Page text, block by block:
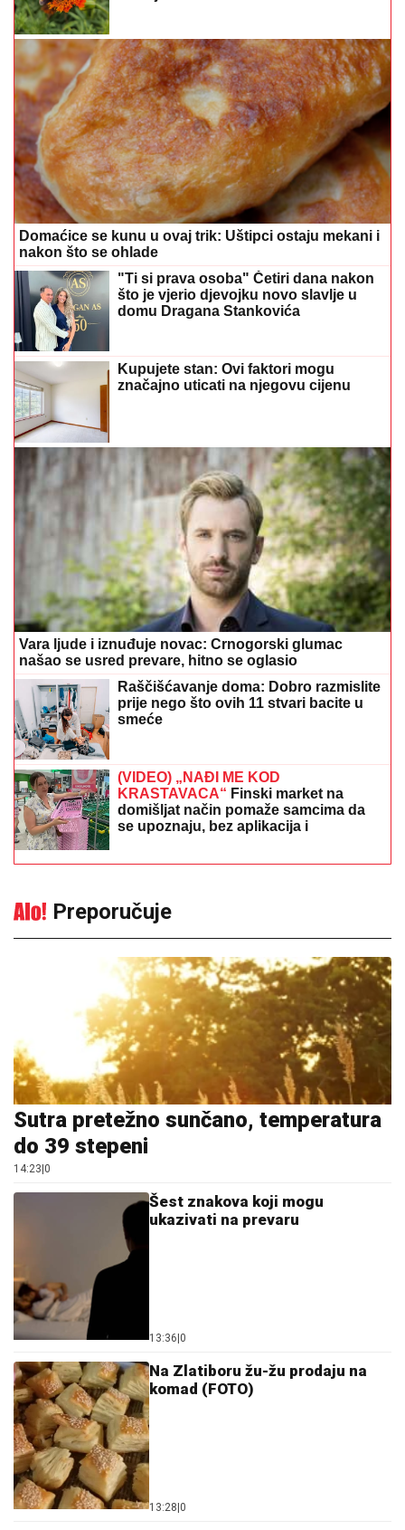
Domaćice se kunu u ovaj trik: Uštipci ostaju mekani i
nakon što se ohlade
"Ti si prava osoba" Četiri dana nakon
što je vjerio djevojku novo slavlje u
domu Dragana Stankovića
Kupujete stan: Ovi faktori mogu
značajno uticati na njegovu cijenu
Vara ljude i iznuđuje novac: Crnogorski glumac
našao se usred prevare, hitno se oglasio
Raščišćavanje doma: Dobro razmislite
prije nego što ovih 11 stvari bacite u
smeće
(VIDEO) „NAĐI ME KOD
KRASTAVACA“ Finski market na
domišljat način pomaže samcima da
se upoznaju, bez aplikacija i
Preporučuje
Sutra pretežno sunčano, temperatura
do 39 stepeni
14:23 0
Šest znakova koji mogu
ukazivati na prevaru
13:36 0
Na Zlatiboru žu-žu prodaju na
komad (FOTO)
13:28 0